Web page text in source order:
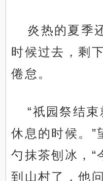
炎热的夏季
时候过去，剩
倦怠。
“祇园祭结
休息的时候。”
勺抹茶刨冰，“
到山村了，他